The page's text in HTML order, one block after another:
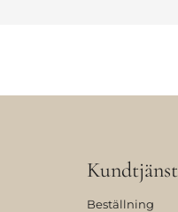
Kundtjänst
Beställning